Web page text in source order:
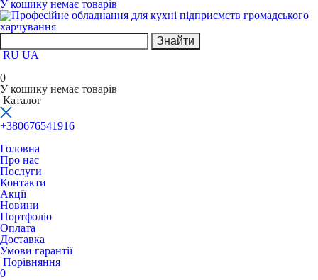
У кошику немає товарів
Знайти
RU UA
0
У кошику немає товарів
Каталог
+380676541916
Головна
Про нас
Послуги
Контакти
Акції
Новини
Портфоліо
Оплата
Доставка
Умови гарантії
Порівняння
0